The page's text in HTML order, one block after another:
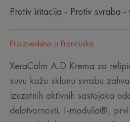
Protiv iritacija - Protiv svraba
Proizvedeno u Francuska
XeraCalm A.D Krema za
suvu kožu sklonu svrabu
izuzetnih aktivnih sastojaka
delotvornosti. I-modulia®,